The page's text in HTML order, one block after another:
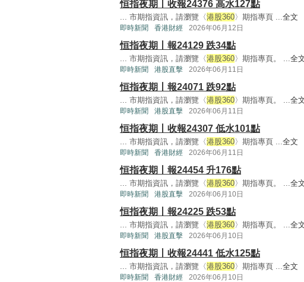
恒指夜期丨收報24376 高水127點
... 市期指資訊，請瀏覽〈港股360〉期指專頁 ...全文
即時新聞 香港財經 2026年06月12日
恒指夜期丨報24129 跌34點
... 市期指資訊，請瀏覽〈港股360〉期指專頁。 ...全
即時新聞 港股直擊 2026年06月11日
恒指夜期丨報24071 跌92點
... 市期指資訊，請瀏覽〈港股360〉期指專頁。 ...全
即時新聞 港股直擊 2026年06月11日
恒指夜期丨收報24307 低水101點
... 市期指資訊，請瀏覽〈港股360〉期指專頁 ...全文
即時新聞 香港財經 2026年06月11日
恒指夜期丨報24454 升176點
... 市期指資訊，請瀏覽〈港股360〉期指專頁。 ...全
即時新聞 港股直擊 2026年06月10日
恒指夜期丨報24225 跌53點
... 市期指資訊，請瀏覽〈港股360〉期指專頁。 ...全
即時新聞 港股直擊 2026年06月10日
恒指夜期丨收報24441 低水125點
... 市期指資訊，請瀏覽〈港股360〉期指專頁 ...全文
即時新聞 香港財經 2026年06月10日